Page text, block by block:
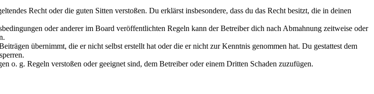
Recht oder die guten Sitten verstoßen. Du erklärst insbesondere, dass du das Recht besitzt, die in deinen
oder anderer im Board veröffentlichten Regeln kann der Betreiber dich nach Abmahnung zeitweise oder
übernimmt, die er nicht selbst erstellt hat oder die er nicht zur Kenntnis genommen hat. Du gestattest dem
o. g. Regeln verstoßen oder geeignet sind, dem Betreiber oder einem Dritten Schaden zuzufügen.